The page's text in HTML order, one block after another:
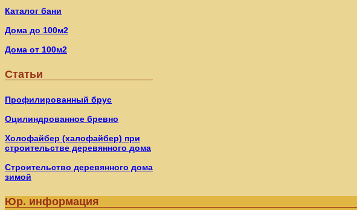
Каталог бани
Дома до 100м2
Дома от 100м2
Статьи
Профилированный брус
Оцилиндрованное бревно
Холофайбер (халофайбер) при
строительстве деревянного дома
Строительство деревянного дома
зимой
Юр. информация